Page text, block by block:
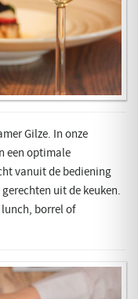
Gilze. In onze
een optimale
vanuit de bediening
uit de keuken.
borrel of